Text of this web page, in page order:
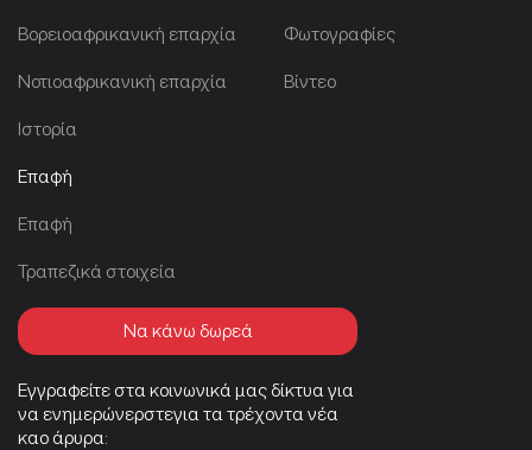
Βορειοαφρικανική επαρχία
Νοτιοαφρικανική επαρχία
Ιστορία
Φωτογραφίες
Βίντεο
Επαφή
Επαφή
Τραπεζικά στοιχεία
Να κάνω δωρεά
Εγγραφείτε στα κοινωνικά μας δίκτυα για
να ενημερώνερστεγια τα τρέχοντα νέα
καο άρυρα: